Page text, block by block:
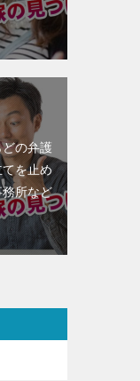
の弁護
を止め
所など